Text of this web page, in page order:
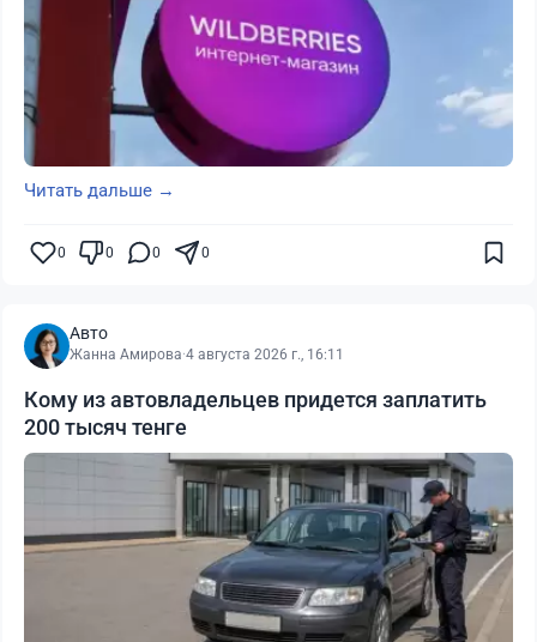
Читать дальше →
0 0 0 0
Авто
Жанна Амирова·4 августа 2026 г., 16:11
Кому из автовладельцев придется заплатить
200 тысяч тенге